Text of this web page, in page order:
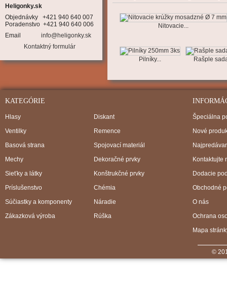
Heligonky.sk
Objednávky   +421 940 640 007
Poradenstvo  +421 940 640 006
Email
info@heligonky.sk
Kontaktný formulár
Nitovacie...
Pilníky... Rašple
KATEGÓRIE
Hlasy
Ventilky
Diskant
Remence
Basová strana
Mechy
Spojovací materiál
Dekoračné prvky
Sieťky a látky
Príslušenstvo
Konštrukčné prvky
Chémia
Súčiastky a komponenty
Zákazková výroba
Náradie
Rúška
Špeciálna
Nové
Kontaktujte
Dodacie
Obchodné
O nás
Ochrana
Mapa
©